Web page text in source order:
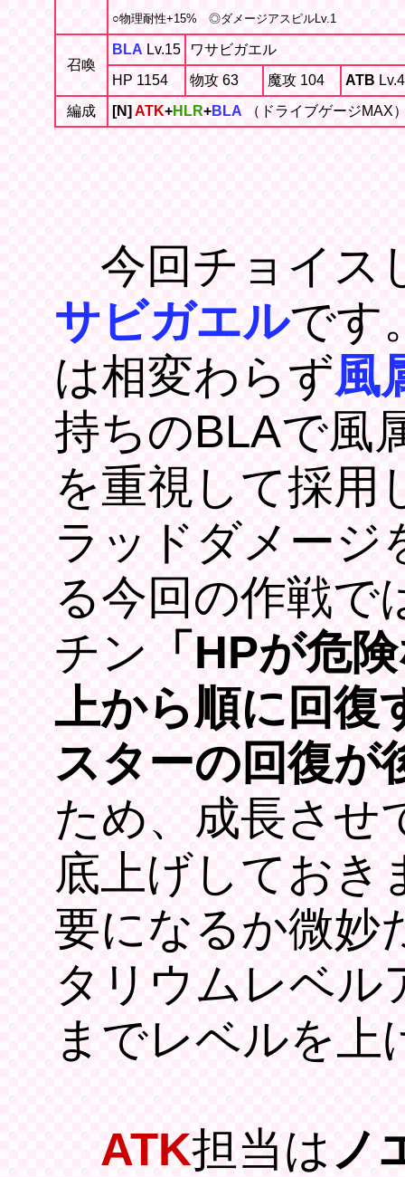
○物理耐性+15% ◎ダメージアスピルLv.1
召喚
BLA Lv.15
ワサビガエル
HP 1154
物攻 63 魔攻 104 ATB Lv.4
編成
[N] ATK+HLR+BLA （ドライブゲージMAX
今回チョイス
サビガエルです
は相変わらず風
持ちのBLAで風
を重視して採用
ラッドダメージ
る今回の作戦で
チン 「HPが危
上から順に回復
スターの回復が
ため、成長させ
底上げしておき
要になるか微妙
タリウムレベル
までレベルを上
ATK担当は ノ